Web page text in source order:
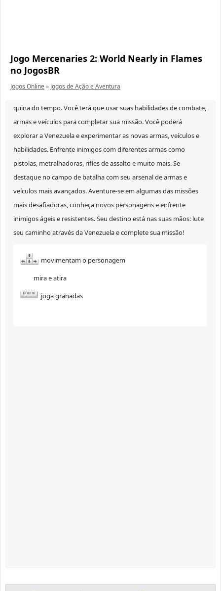
Jogo Mercenaries 2: World Nearly in Flames
no JogosBR
Jogos Online» Jogos de Ação e Aventura
quina do tempo. Você terá que usar suas habilidades de combate,
armas e veículos para completar sua missão. Você poderá
explorar a Venezuela e experimentar as novas armas, veículos e
habilidades. Enfrente inimigos com diferentes armas como
pistolas, metralhadoras, rifles de assalto e muito mais. Se
destaque no campo de batalha com seu arsenal de armas e
veículos mais avançados. Aventure-se em algumas das missões
mais desafiadoras, conheça novos personagens e enfrente
inimigos ágeis e resistentes. Seu destino está nas suas mãos: lute
seu caminho através da Venezuela e complete sua missão!
movimentam o personagem
mira e atira
joga granadas